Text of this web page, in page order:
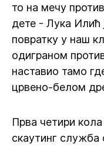
то на мечу
дете - Лука Илић
повратку у наш
одиграном
наставио тамо
црвено-белом
Прва четири
скаутинг служба